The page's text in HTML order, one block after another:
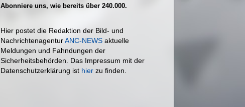
Abonniere uns, wie bereits über 240.000.
Hier postet die Redaktion der Bild- und
NachrichtenagenturANC-NEWS aktuelle
Meldungen und Fahndungen der
Sicherheitsbehörden. Das Impressum mit der
Datenschutzerklärung ist hier zu finden.